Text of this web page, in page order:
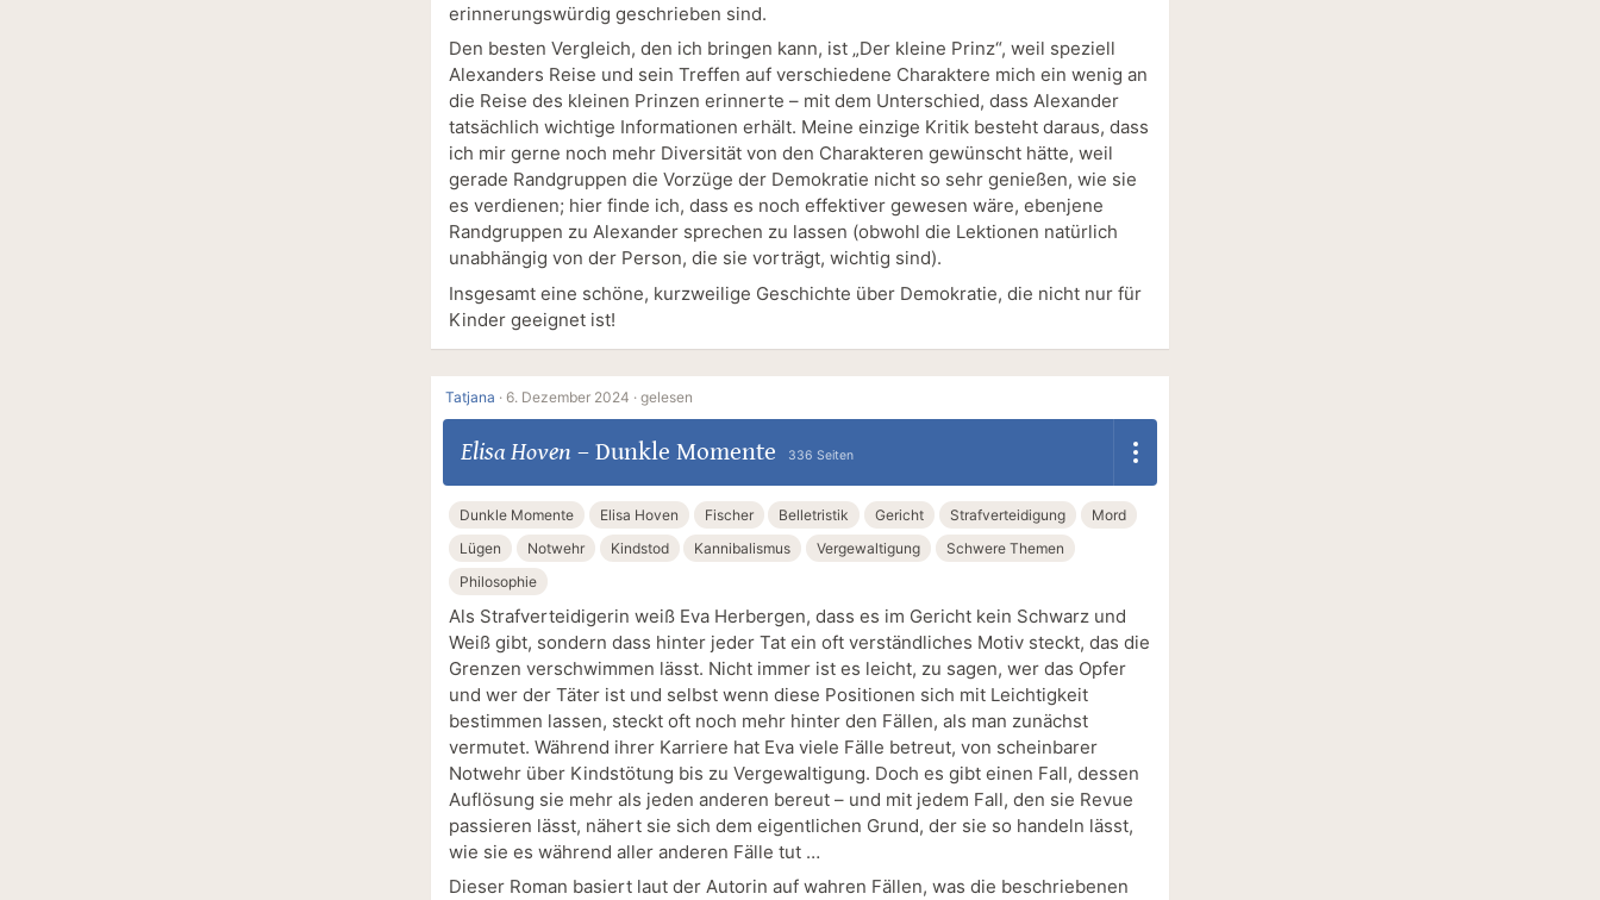
erinnerungswürdig geschrieben sind.
Den besten Vergleich, den ich bringen kann, ist „Der kleine Prinz“, weil speziell
Alexanders Reise und sein Treffen auf verschiedene Charaktere mich ein wenig an
die Reise des kleinen Prinzen erinnerte – mit dem Unterschied, dass Alexander
tatsächlich wichtige Informationen erhält. Meine einzige Kritik besteht daraus, dass
ich mir gerne noch mehr Diversität von den Charakteren gewünscht hätte, weil
gerade Randgruppen die Vorzüge der Demokratie nicht so sehr genießen, wie sie
es verdienen; hier finde ich, dass es noch effektiver gewesen wäre, ebenjene
Randgruppen zu Alexander sprechen zu lassen (obwohl die Lektionen natürlich
unabhängig von der Person, die sie vorträgt, wichtig sind).
Insgesamt eine schöne, kurzweilige Geschichte über Demokratie, die nicht nur für
Kinder geeignet ist!
Tatjana · 6. Dezember 2024 · gelesen
Elisa Hoven – Dunkle Momente 336 Seiten
Dunkle Momente Elisa Hoven Fischer Belletristik Gericht Strafverteidigung
Mord
Lügen
Notwehr Kindstod Kannibalismus Vergewaltigung
Schwere Themen
Philosophie
Als Strafverteidigerin weiß Eva Herbergen, dass es im Gericht kein Schwarz und
Weiß gibt, sondern dass hinter jeder Tat ein oft verständliches Motiv steckt, das die
Grenzen verschwimmen lässt. Nicht immer ist es leicht, zu sagen, wer das Opfer
und wer der Täter ist und selbst wenn diese Positionen sich mit Leichtigkeit
bestimmen lassen, steckt oft noch mehr hinter den Fällen, als man zunächst
vermutet. Während ihrer Karriere hat Eva viele Fälle betreut, von scheinbarer
Notwehr über Kindstötung bis zu Vergewaltigung. Doch es gibt einen Fall, dessen
Auflösung sie mehr als jeden anderen bereut – und mit jedem Fall, den sie Revue
passieren lässt, nähert sie sich dem eigentlichen Grund, der sie so handeln lässt,
wie sie es während aller anderen Fälle tut …
Dieser Roman basiert laut der Autorin auf wahren Fällen, was die beschriebenen